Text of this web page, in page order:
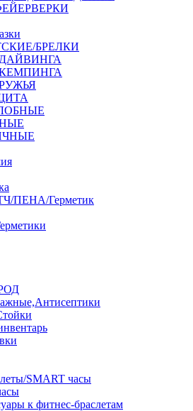
БРЕЛКИ
ДАЙВИНГА
КЕМПИНГА
РУЖЬЯ
ПЕНА/Герметик
SMART часы
к фитнес-браслетам